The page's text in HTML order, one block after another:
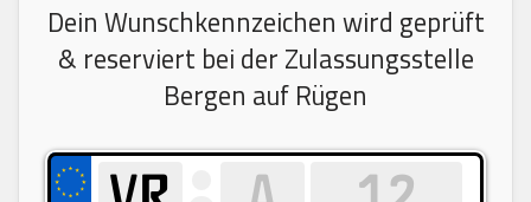
Dein Wunschkennzeichen wird geprüft
& reserviert bei der Zulassungsstelle
Bergen auf Rügen